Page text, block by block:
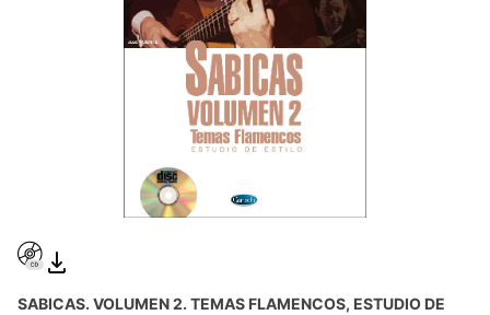
SABICAS. VOLUMEN 2. TEMAS FLAMENCOS, ESTUDIO DE